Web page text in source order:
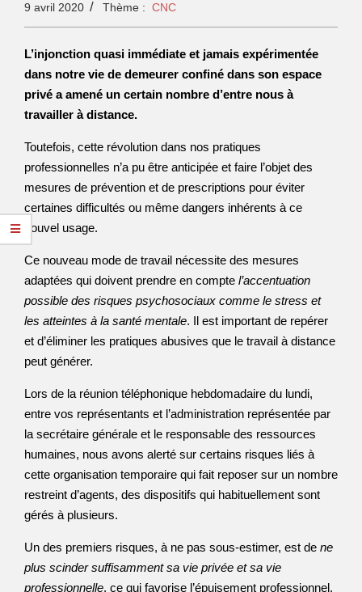
9 avril 2020 Thème : CNC
L’injonction quasi immédiate et jamais expérimentée
dans notre vie de demeurer confiné dans son espace
privé a amené un certain nombre d’entre nous à
travailler à distance.
Toutefois, cette révolution dans nos pratiques
professionnelles n’a pu être anticipée et faire l’objet des
mesures de prévention et de prescriptions pour éviter
certaines difficultés ou même dangers inhérents à ce
nouvel usage.
Ce nouveau mode de travail nécessite des mesures
adaptées qui doivent prendre en compte l’accentuation
possible des risques psychosociaux comme le stress et
les atteintes à la santé mentale. Il est important de repérer
et d’éliminer les pratiques abusives que le travail à distance
peut générer.
Lors de la réunion téléphonique hebdomadaire du lundi,
entre vos représentants et l’administration représentée par
la secrétaire générale et le responsable des ressources
humaines, nous avons alerté sur certains risques liés à
cette organisation temporaire qui fait reposer sur un nombre
restreint d’agents, des dispositifs qui habituellement sont
gérés à plusieurs.
Un des premiers risques, à ne pas sous-estimer, est de ne
plus scinder suffisamment sa vie privée et sa vie
professionnelle, ce qui favorise l’épuisement professionnel.